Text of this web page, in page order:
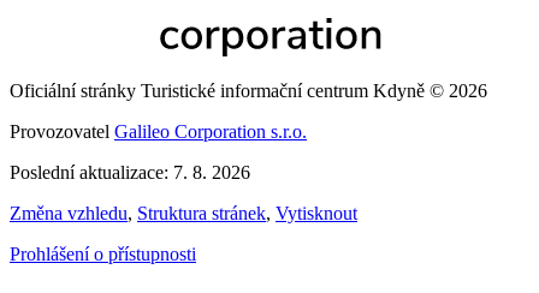
Oficiální stránky Turistické informační centrum Kdyně © 2026
Provozovatel Galileo Corporation s.r.o.
Poslední aktualizace: 7. 8. 2026
Změna vzhledu, Struktura stránek, Vytisknout
Prohlášení o přístupnosti